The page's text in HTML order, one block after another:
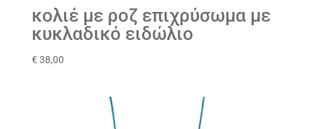
κολιέ με ροζ επιχρύσωμα με
κυκλαδικό ειδώλιο
€ 38,00